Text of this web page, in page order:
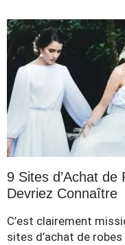
9 Sites d’Achat
Devriez Connaître
C’est clairement
sites d’achat de